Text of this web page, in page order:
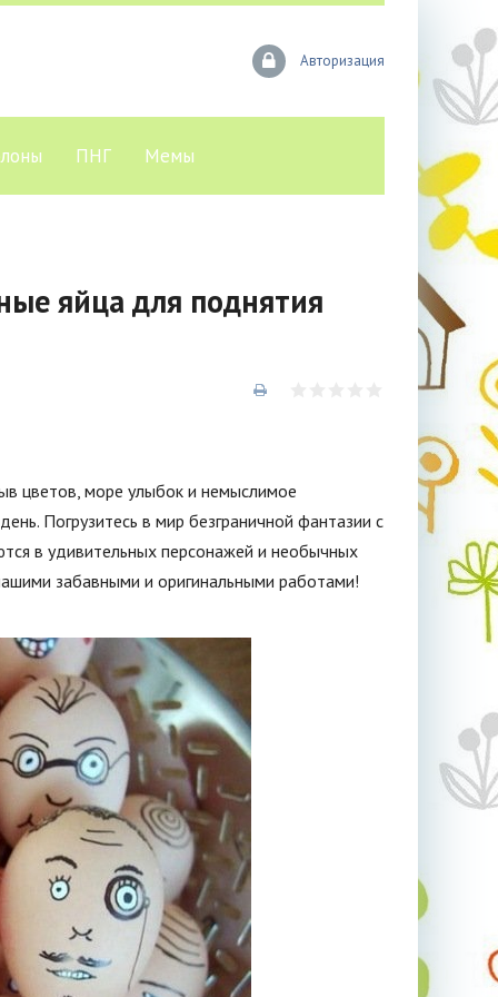
Авторизация
ПНГ Мемы
яйца для поднятия
цветов, море улыбок и немыслимое
Погрузитесь в мир безграничной фантазии с
в удивительных персонажей и необычных
забавными и оригинальными работами!